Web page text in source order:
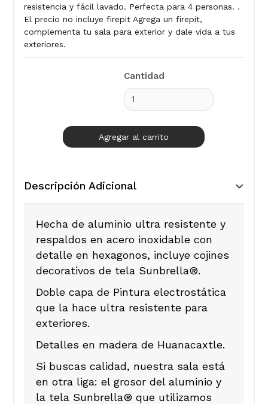
resistencia y fácil lavado. Perfecta para 4 personas. .
El precio no incluye firepit Agrega un firepit,
complementa tu sala para exterior y dale vida a tus
exteriores.
Cantidad
Descripción Adicional
Hecha de aluminio ultra resistente y
respaldos en acero inoxidable con
detalle en hexagonos, incluye cojines
decorativos de tela Sunbrella®.
Doble capa de Pintura electrostática
que la hace ultra resistente para
exteriores.
Detalles en madera de Huanacaxtle.
Si buscas calidad, nuestra sala está
en otra liga: el grosor del aluminio y
la tela Sunbrella® que utilizamos